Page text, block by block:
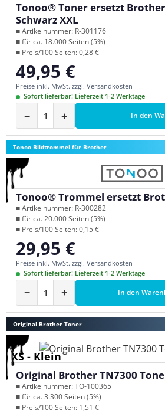
Tonoo® Toner ersetzt
Schwarz XXL
■ Artikelnummer: R-301176
■ für ca. 18.000 Seiten (5%)
■ Preis/100 Seiten: 0,28 €
Regulärer Preis:
49,95 €
Preise inkl. MwSt. zzgl. Versandkosten
Sofort lieferbar! Lieferzeit 1-2 Werktage
− + In den
Tonoo Bildtrommel für Brother
Tonoo® Trommel ersetzt
■ Artikelnummer: R-300282
■ für ca. 20.000 Seiten (5%)
■ Preis/100 Seiten: 0,15 €
Regulärer Preis:
29,95 €
Preise inkl. MwSt. zzgl. Versandkosten
Sofort lieferbar! Lieferzeit 1-2 Werktage
− + In den
Original Brother Toner
XS - Klein
Original Brother TN7300
■ Artikelnummer: TO-100365
■ für ca. 3.300 Seiten (5%)
■ Preis/100 Seiten: 1,51 €